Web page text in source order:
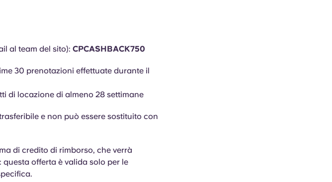
al team del sito): CPCASHBACK750
30 prenotazioni effettuate durante il
di locazione di almeno 28 settimane
e non può essere sostituito con
di credito di rimborso, che verrà
offerta è valida solo per le